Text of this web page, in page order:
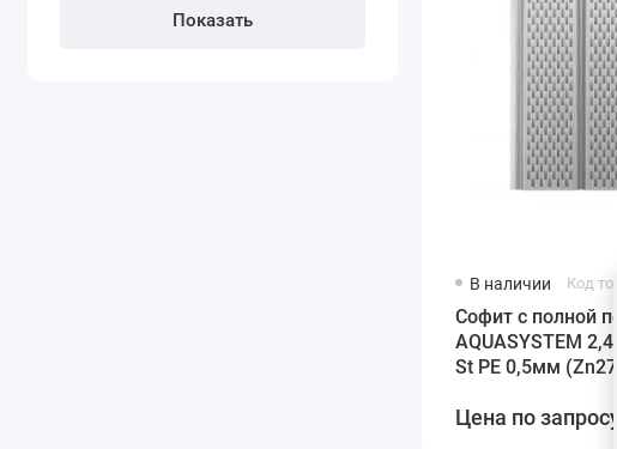
В наличии Код
Софит с полной
AQUASYSTEM
St PE 0,5мм
Цена по запросу